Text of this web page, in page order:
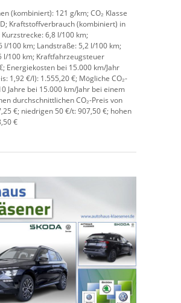
(kombiniert): 121 g/km;CO₂ Klasse
D; Kraftstoffverbrauch (kombiniert) in
Kurzstrecke:6,8 l/100 km;
l/100 km; Landstraße: 5,2 l/100 km;
l/100 km; Kraftfahrzeugsteuer
Energiekosten bei 15.000 km/Jahr
1,92€/l): 1.555,20 €; Mögliche CO₂-
Jahre bei 15.000 km/Jahr bei einem
durchschnittlichen CO₂-Preis von
€; niedrigen 50 €/t: 907,50 €; hohen
€